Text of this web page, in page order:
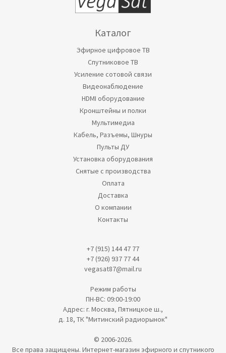
Каталог
Эфирное цифровое ТВ
Спутниковое ТВ
Усиление сотовой связи
Видеонаблюдение
HDMI оборудование
Кронштейны и полки
Мультимедиа
Кабель, Разъемы, Шнуры
Пульты ДУ
Установка оборудования
Снятые с производства
Оплата
Доставка
О компании
Контакты
+7 (915) 144 47 77
+7 (926) 937 77 44
vegasat87@mail.ru
Режим работы
ПН-ВС: 09:00-19:00
Адрес: г. Москва, Пятницкое ш.,
д. 18, ТК "Митинский радиорынок"
© 2006-2026.
Все права защищены. Интернет-магазин эфирного и спутникого